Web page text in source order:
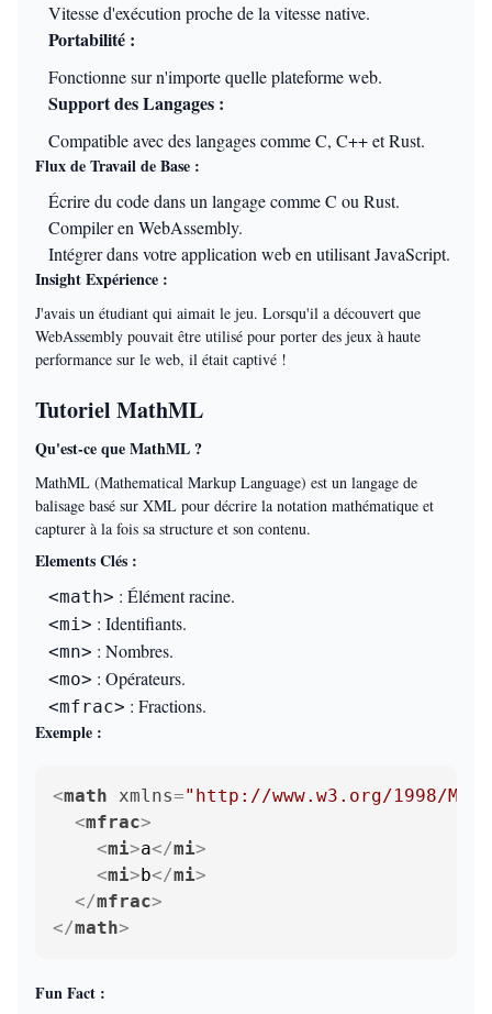
Vitesse d'exécution proche de la vitesse native.
Portabilité :
Fonctionne sur n'importe quelle plateforme web.
Support des Langages :
Compatible avec des langages comme C, C++ et Rust.
Flux de Travail de Base :
Écrire du code dans un langage comme C ou Rust.
Compiler en WebAssembly.
Intégrer dans votre application web en utilisant JavaScript.
Insight Expérience :
J'avais un étudiant qui aimait le jeu. Lorsqu'il a découvert que
WebAssembly pouvait être utilisé pour porter des jeux à haute
performance sur le web, il était captivé !
Tutoriel MathML
Qu'est-ce que MathML ?
MathML (Mathematical Markup Language) est un langage de
balisage basé sur XML pour décrire la notation mathématique et
capturer à la fois sa structure et son contenu.
Elements Clés :
<math> : Élément racine.
<mi> : Identifiants.
<mn> : Nombres.
<mo> : Opérateurs.
<mfrac> : Fractions.
Exemple :
<math xmlns="http://www.w3.org/1998/
<mfrac>
<mi>a</mi>
<mi>b</mi>
</mfrac>
</math>
Fun Fact :